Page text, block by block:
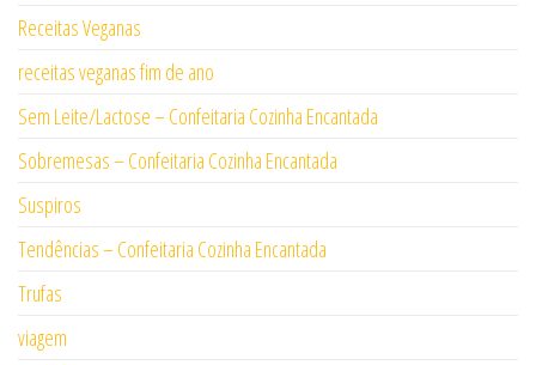
Receitas Veganas
receitas veganas fim de ano
Sem Leite/Lactose – Confeitaria Cozinha Encantada
Sobremesas – Confeitaria Cozinha Encantada
Suspiros
Tendências – Confeitaria Cozinha Encantada
Trufas
viagem